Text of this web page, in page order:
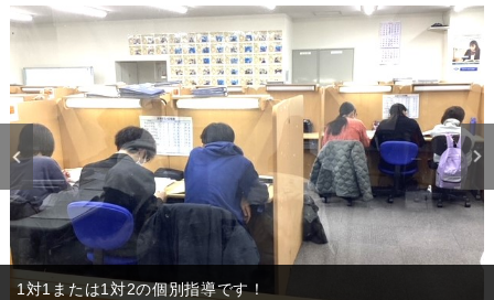
1対1または1対2の個別指導です！